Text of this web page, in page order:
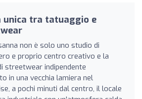
unica tra tatuaggio e
non è solo uno studio di
e proprio centro creativo e la
streetwear indipendente
in una vecchia lamiera nel
a pochi minuti dal centro, il locale